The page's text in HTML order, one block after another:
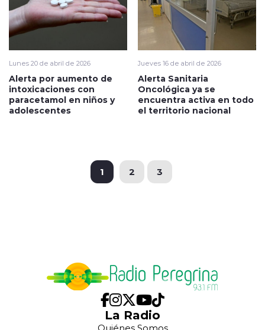
Lunes 20 de abril de 2026
Alerta por aumento de
intoxicaciones con
paracetamol en niños y
adolescentes
Jueves 16 de abril de 2026
Alerta Sanitaria
Oncológica ya se
encuentra activa en todo
el territorio nacional
1 2 3
La Radio
Quiénes Somos